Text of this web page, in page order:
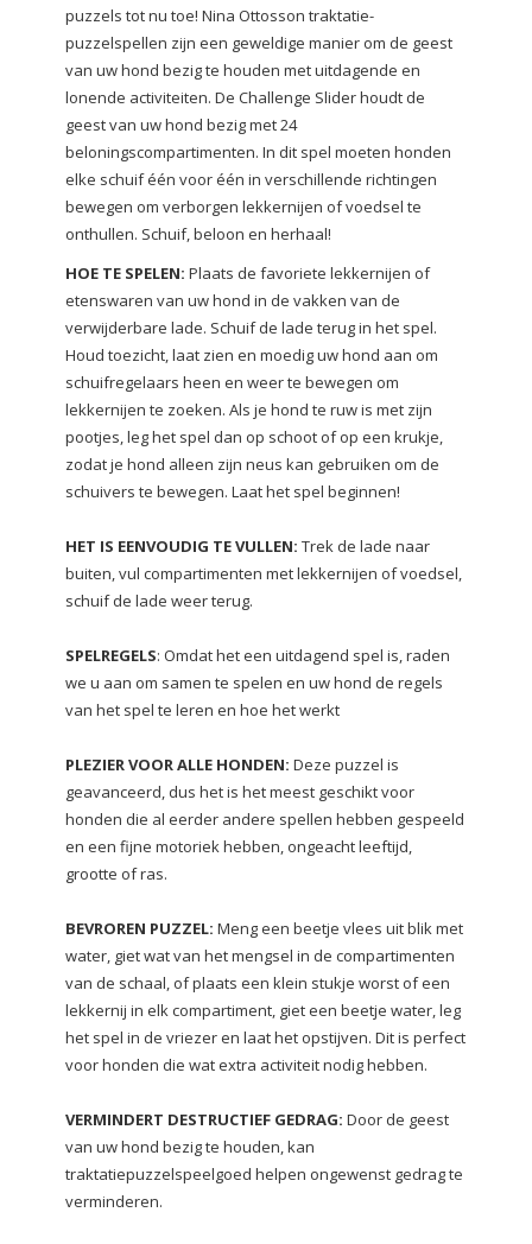
puzzels tot nu toe! Nina Ottosson traktatie-
puzzelspellen zijn een geweldige manier om de geest
van uw hond bezig te houden met uitdagende en
lonende activiteiten. De Challenge Slider houdt de
geest van uw hond bezig met 24
beloningscompartimenten. In dit spel moeten honden
elke schuif één voor één in verschillende richtingen
bewegen om verborgen lekkernijen of voedsel te
onthullen. Schuif, beloon en herhaal!
HOE TE SPELEN: Plaats de favoriete lekkernijen of
etenswaren van uw hond in de vakken van de
verwijderbare lade. Schuif de lade terug in het spel.
Houd toezicht, laat zien en moedig uw hond aan om
schuifregelaars heen en weer te bewegen om
lekkernijen te zoeken. Als je hond te ruw is met zijn
pootjes, leg het spel dan op schoot of op een krukje,
zodat je hond alleen zijn neus kan gebruiken om de
schuivers te bewegen. Laat het spel beginnen!
HET IS EENVOUDIG TE VULLEN: Trek de lade naar
buiten, vul compartimenten met lekkernijen of voedsel,
schuif de lade weer terug.
SPELREGELS: Omdat het een uitdagend spel is, raden
we u aan om samen te spelen en uw hond de regels
van het spel te leren en hoe het werkt
PLEZIER VOOR ALLE HONDEN: Deze puzzel is
geavanceerd, dus het is het meest geschikt voor
honden die al eerder andere spellen hebben gespeeld
en een fijne motoriek hebben, ongeacht leeftijd,
grootte of ras.
BEVROREN PUZZEL: Meng een beetje vlees uit blik met
water, giet wat van het mengsel in de compartimenten
van de schaal, of plaats een klein stukje worst of een
lekkernij in elk compartiment, giet een beetje water, leg
het spel in de vriezer en laat het opstijven. Dit is perfect
voor honden die wat extra activiteit nodig hebben.
VERMINDERT DESTRUCTIEF GEDRAG: Door de geest
van uw hond bezig te houden, kan
traktatiepuzzelspeelgoed helpen ongewenst gedrag te
verminderen.